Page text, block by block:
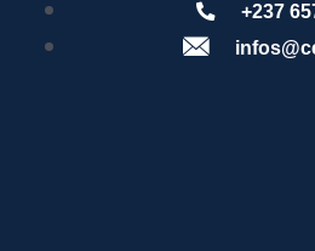
+237